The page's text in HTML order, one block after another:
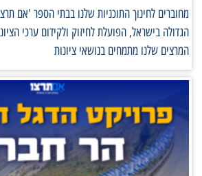
מחוברים לחינוך התוכניות שלנו בבתי הספר 'אם
הגדולה בישראל, הפועלת לחיזוק ולקידום ערכי
המרצים שלנו מתמחים בנושאי ציונות